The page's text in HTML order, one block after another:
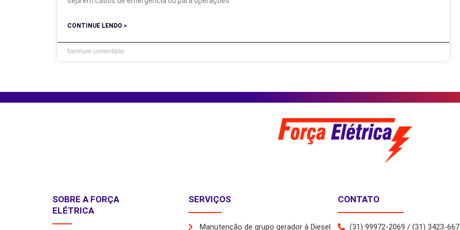
CONTINUE LENDO »
Nenhum comentário
SOBRE A FORÇA
ELÉTRICA
SERVIÇOS
Manutenção de grupo gerador à Diesel
CONTATO
(31) 99972-2069 / (31) 3423-